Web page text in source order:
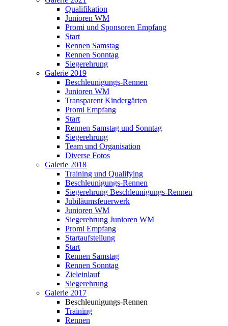
Qualifikation
Junioren WM
Promi und Sponsoren Empfang
Start
Rennen Samstag
Rennen Sonntag
Siegerehrung
Galerie 2019
Beschleunigungs-Rennen
Junioren WM
Transparent Kindergärten
Promi Empfang
Start
Rennen Samstag und Sonntag
Siegerehrung
Team und Organisation
Diverse Fotos
Galerie 2018
Training und Qualifying
Beschleunigungs-Rennen
Siegerehrung Beschleunigungs-Rennen
Jubiläumsfeuerwerk
Junioren WM
Siegerehrung Junioren WM
Promi Empfang
Startaufstellung
Start
Rennen Samstag
Rennen Sonntag
Zieleinlauf
Siegerehrung
Galerie 2017
Beschleunigungs-Rennen
Training
Rennen